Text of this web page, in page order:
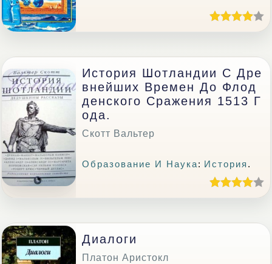
История Шотландии С Дре
Внейших Времен До Флод
Денского Сражения 1513 Г
Ода.
Скотт Вальтер
Образование И Наука: История .
Диалоги
Платон Аристокл